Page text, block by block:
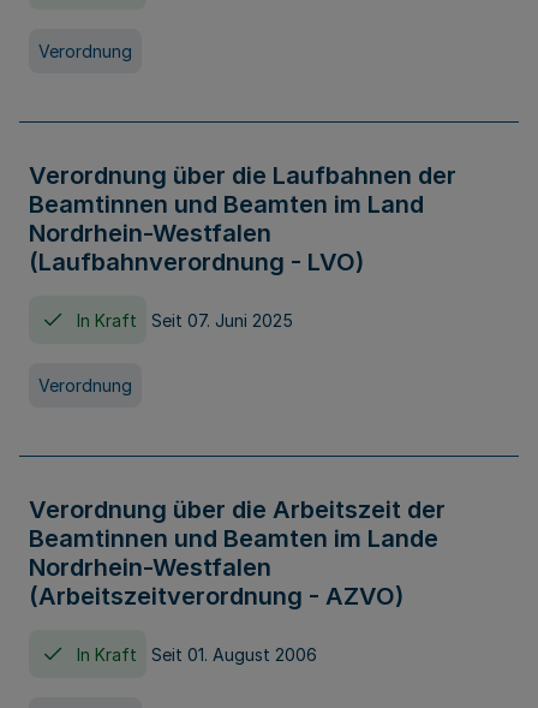
Verordnung
Verordnung über die Laufbahnen der
Beamtinnen und Beamten im Land
Nordrhein-Westfalen
(Laufbahnverordnung - LVO)
In Kraft Seit 07. Juni 2025
Verordnung
Verordnung über die Arbeitszeit der
Beamtinnen und Beamten im Lande
Nordrhein-Westfalen
(Arbeitszeitverordnung - AZVO)
In Kraft Seit 01. August 2006